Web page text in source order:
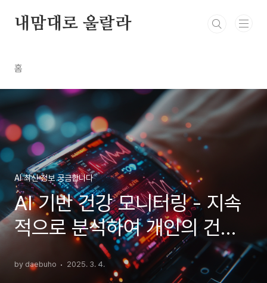
내맘대로 울랄라
홈
AI 최신 정보 궁금합니다
AI 기반 건강 모니터링 - 지속
적으로 분석하여 개인의 건강
상태를 모니터링
by daebuho 2025. 3. 4.